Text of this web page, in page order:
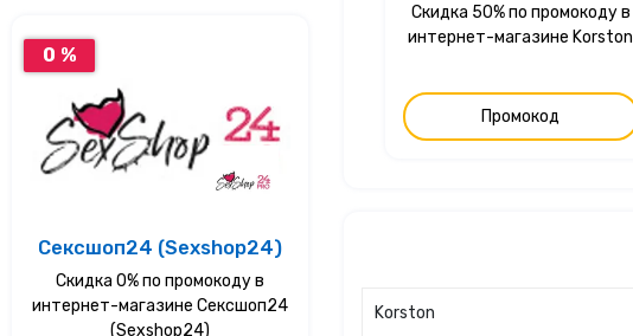
Скидка 50% по промокоду в
интернет-магазине Korston
Промокод
Korston
0 %
Сексшоп24 (Sexshop24)
Скидка 0% по промокоду в
интернет-магазине Сексшоп24
(Sexshop24)